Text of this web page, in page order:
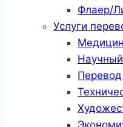
Флаер/
Услуги